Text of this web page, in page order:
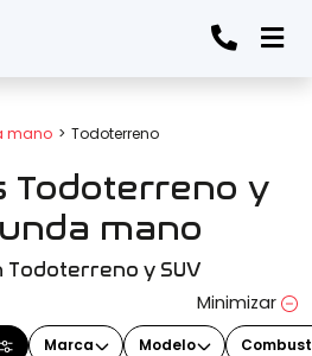
mano Todoterreno
Todoterreno y
mano
Todoterreno y SUV
Minimizar
Marca Modelo